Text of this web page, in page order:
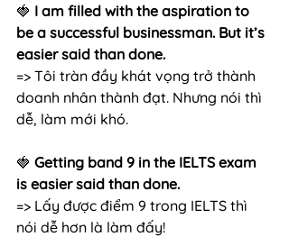
🍓 I am filled with the aspiration to
be a successful businessman. But it’s
easier said than done.
=> Tôi tràn đầy khát vọng trở thành
doanh nhân thành đạt. Nhưng nói thì
dễ, làm mới khó.
🍓 Getting band 9 in the IELTS exam
is easier said than done.
=> Lấy được điểm 9 trong IELTS thì
nói dễ hơn là làm đấy!